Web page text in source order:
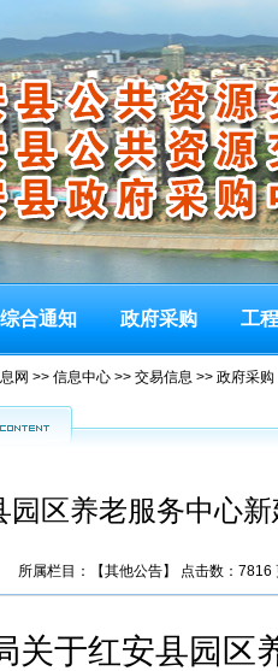
综合通知 政府采购 工
网 >> 信息中心 >> 交易信息 >> 政府采购
园区养老服务中心
所属栏目：【其他公告】 点击数：
关于红安县园区